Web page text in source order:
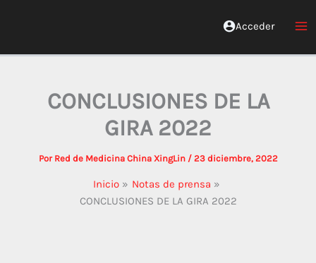
Acceder
CONCLUSIONES DE LA
GIRA 2022
Por Red de Medicina China XingLin / 23 diciembre, 2022
Inicio
Notas de prensa
CONCLUSIONES DE LA GIRA 2022